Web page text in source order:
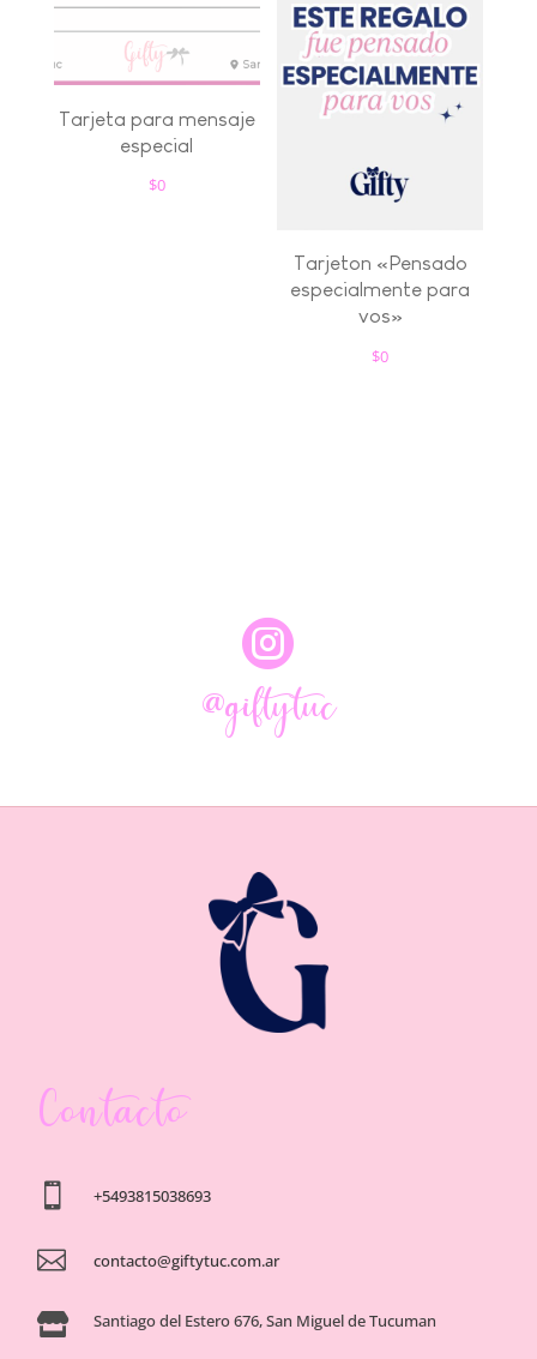
Tarjeta para mensaje
especial
$0
Tarjeton «Pensado
especialmente para
vos»
$0

@giftytuc
Contacto
 +5493815038693
 contacto@giftytuc.com.ar
 Santiago del Estero 676, San Miguel de Tucuman